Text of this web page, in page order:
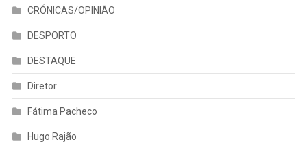
CRÓNICAS/OPINIÃO
DESPORTO
DESTAQUE
Diretor
Fátima Pacheco
Hugo Rajão